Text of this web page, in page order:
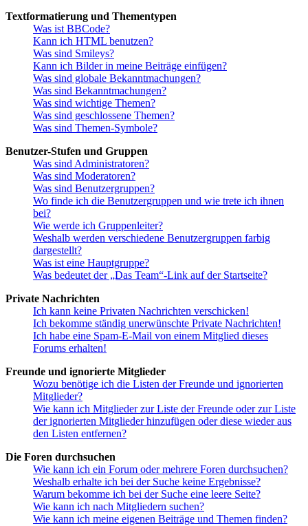
Textformatierung und Thementypen
Was ist BBCode?
Kann ich HTML benutzen?
Was sind Smileys?
Kann ich Bilder in meine Beiträge einfügen?
Was sind globale Bekanntmachungen?
Was sind Bekanntmachungen?
Was sind wichtige Themen?
Was sind geschlossene Themen?
Was sind Themen-Symbole?
Benutzer-Stufen und Gruppen
Was sind Administratoren?
Was sind Moderatoren?
Was sind Benutzergruppen?
Wo finde ich die Benutzergruppen und wie trete ich ihnen
bei?
Wie werde ich Gruppenleiter?
Weshalb werden verschiedene Benutzergruppen farbig
dargestellt?
Was ist eine Hauptgruppe?
Was bedeutet der „Das Team“-Link auf der Startseite?
Private Nachrichten
Ich kann keine Privaten Nachrichten verschicken!
Ich bekomme ständig unerwünschte Private Nachrichten!
Ich habe eine Spam-E-Mail von einem Mitglied dieses
Forums erhalten!
Freunde und ignorierte Mitglieder
Wozu benötige ich die Listen der Freunde und ignorierten
Mitglieder?
Wie kann ich Mitglieder zur Liste der Freunde oder zur Liste
der ignorierten Mitglieder hinzufügen oder diese wieder aus
den Listen entfernen?
Die Foren durchsuchen
Wie kann ich ein Forum oder mehrere Foren durchsuchen?
Weshalb erhalte ich bei der Suche keine Ergebnisse?
Warum bekomme ich bei der Suche eine leere Seite?
Wie kann ich nach Mitgliedern suchen?
Wie kann ich meine eigenen Beiträge und Themen finden?